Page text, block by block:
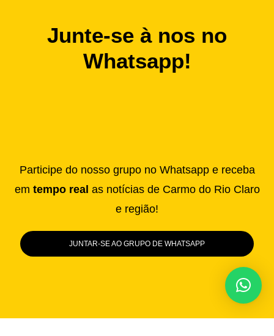
Junte-se à nos no
Whatsapp!
Participe do nosso grupo no Whatsapp e receba
em tempo real as notícias de Carmo do Rio Claro
e região!
JUNTAR-SE AO GRUPO DE WHATSAPP